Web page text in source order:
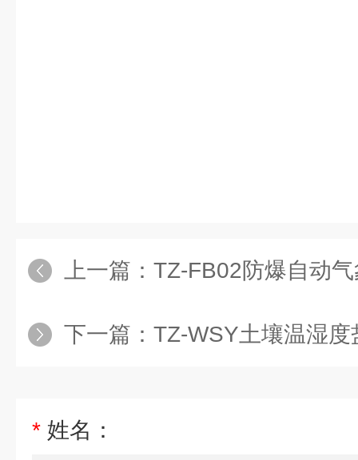
上一篇： TZ-FB02防爆自动
下一篇： TZ-WSY土壤温湿
* 姓名：